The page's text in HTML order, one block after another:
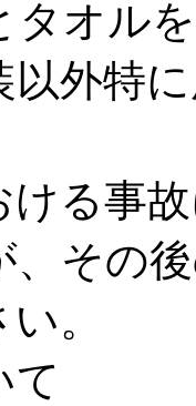
タオル
以外特
ける事
、その
。
て